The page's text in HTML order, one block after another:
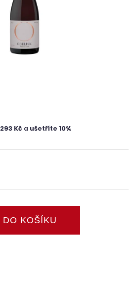
293 Kč a ušetříte 10%
DO KOŠÍKU